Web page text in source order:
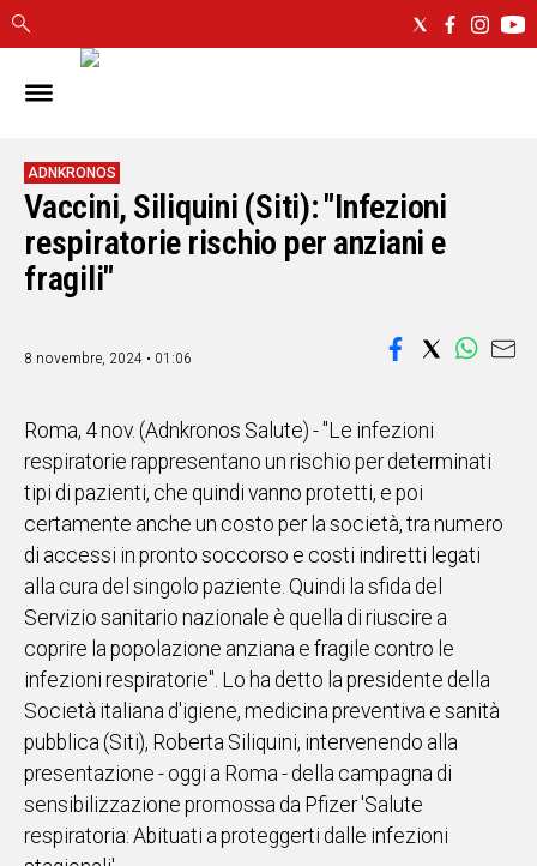
IN
CAGLIARI
SASSARI
NUORO
ORISTANO
SULCIS
OGLIASTRA
ALTRE
NOTIZIE
POLITICA
IN
ITALIA
NEL
MONDO
SPORT
EVENTI
STORIE
VIDEO
ADNKRONOS
Vaccini, Siliquini (Siti): "Infezioni
respiratorie rischio per anziani e
fragili"
8 novembre, 2024 • 01:06
Roma, 4 nov. (Adnkronos Salute) - "Le infezioni
respiratorie rappresentano un rischio per determinati
tipi di pazienti, che quindi vanno protetti, e poi
certamente anche un costo per la società, tra numero
di accessi in pronto soccorso e costi indiretti legati
alla cura del singolo paziente. Quindi la sfida del
Servizio sanitario nazionale è quella di riuscire a
coprire la popolazione anziana e fragile contro le
infezioni respiratorie". Lo ha detto la presidente della
Società italiana d'igiene, medicina preventiva e sanità
pubblica (Siti), Roberta Siliquini, intervenendo alla
presentazione - oggi a Roma - della campagna di
sensibilizzazione promossa da Pfizer 'Salute
respiratoria: Abituati a proteggerti dalle infezioni